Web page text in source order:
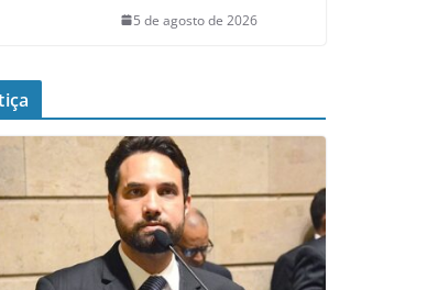
5 de agosto de 2026